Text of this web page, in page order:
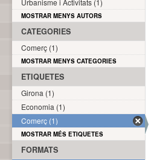
Urbanisme i Activitats (1)
MOSTRAR MENYS AUTORS
CATEGORIES
Comerç (1)
MOSTRAR MENYS CATEGORIES
ETIQUETES
Girona (1)
Economia (1)
Comerç (1)
MOSTRAR MÉS ETIQUETES
FORMATS